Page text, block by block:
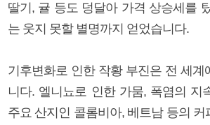
딸기, 귤 등도 덩달아 가격 상승세를
는 웃지 못할 별명까지 얻었습니다.
기후변화로 인한 작황 부진은 전 세계
니다. 엘니뇨로 인한 가뭄, 폭염의 지
주요 산지인 콜롬비아, 베트남 등의